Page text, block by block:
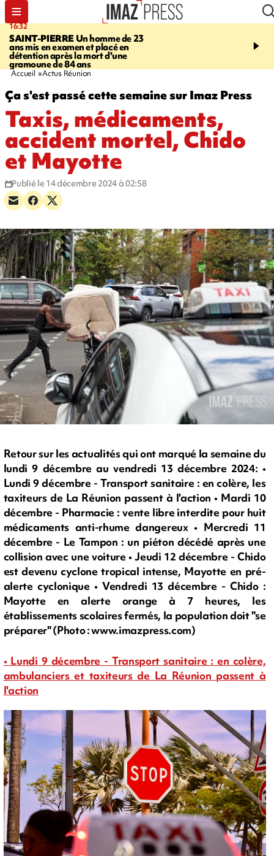
16:32
SAINT-PIERREUn homme de 23
ans mis en examen et placé en
détention après la mort d'une
gramoune de 84 ans
21:08
et Turquie scellent un
Accueil Actus Réunion
Ça s'est passé cette semaine sur Imaz Press
Taxis, médicaments,
accident mortel, Chido
et Mayotte
Publié le 14 décembre 2024 à 02:58
Retour sur les actualités qui ont marqué la semaine du
lundi 9 décembre au vendredi 13 décembre 2024: •
Lundi 9 décembre - Transport sanitaire : en colère, les
taxiteurs de La Réunion passent à l'action • Mardi 10
décembre - Pharmacie : vente libre interdite pour huit
médicaments anti-rhume dangereux • Mercredi 11
décembre - Le Tampon : un piéton décédé après une
collision avec une voiture • Jeudi 12 décembre - Chido
est devenu cyclone tropical intense, Mayotte en pré-
alerte cyclonique • Vendredi 13 décembre - Chido :
Mayotte en alerte orange à 7 heures, les
établissements scolaires fermés, la population doit "se
préparer" (Photo : www.imazpress.com)
• Lundi 9 décembre - Transport sanitaire : en colère,
ambulanciers et taxiteurs de La Réunion passent à
l'action